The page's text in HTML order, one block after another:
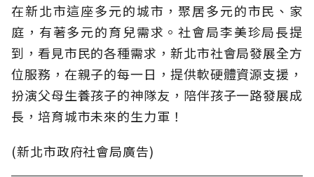
在新北市這座多元的城市，聚居多元的市民、家
庭，有著多元的育兒需求。社會局李美珍局長提
到，看見市民的各種需求，新北市社會局發展全方
位服務，在親子的每一日，提供軟硬體資源支援，
扮演父母生養孩子的神隊友，陪伴孩子一路發展成
長，培育城市未來的生力軍！
(新北市政府社會局廣告)